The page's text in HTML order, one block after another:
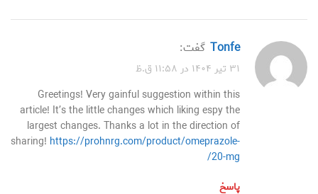
tonfe گفت:
۳۱ تیر ۱۴۰۴ در ۱۱:۵۸ ق.ظ
Greetings! Very gainful suggestion within this
article! It’s the little changes which liking espy the
largest changes. Thanks a lot in the direction of
sharing! https://prohnrg.com/product/omeprazole-
20-mg/
پاسخ